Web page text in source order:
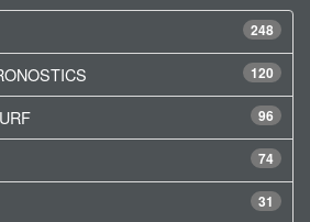
248
120
96
74
31